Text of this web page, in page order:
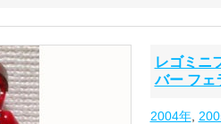
レゴミニ
バー フェ
2004年,